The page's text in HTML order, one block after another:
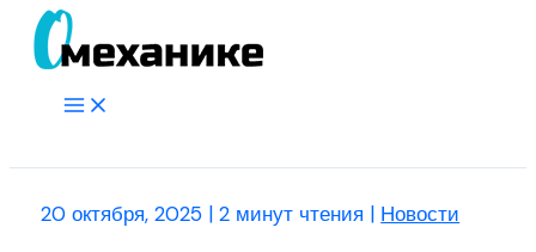
Перейти
Main
20 октября, 2025 |2 минут чтения | Новости